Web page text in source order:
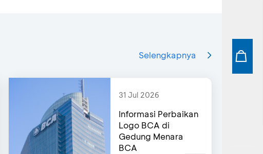
Selengkapnya
31 Jul 2026
Informasi Perbaikan
Logo BCA di
Gedung Menara
BCA